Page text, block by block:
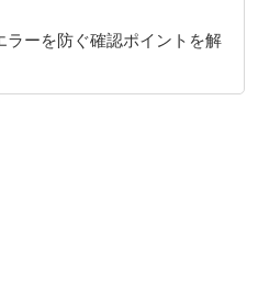
ラーを防ぐ確認ポイントを解